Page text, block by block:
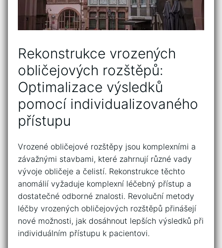
Rekonstrukce vrozených​
obličejových‍ rozštěpů: ​
Optimalizace výsledků
⁢pomocí individualizovaného
přístupu
Vrozené obličejové rozštěpy ‌jsou⁣ komplexními ‍a‍
závažnými ​stavbami, které zahrnují různé vady
⁣vývoje obličeje ⁢a čelistí. Rekonstrukce ⁤těchto⁤
anomálií vyžaduje komplexní léčebný přístup a
dostatečné odborné ⁢znalosti.‍ Revoluční metody
⁣léčby vrozených obličejových rozštěpů přinášejí ​
nové možnosti, jak ⁢dosáhnout lepších výsledků při
​individuálním ⁤přístupu k pacientovi.